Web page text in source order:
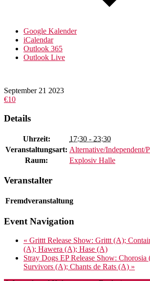
Google Kalender
iCalendar
Outlook 365
Outlook Live
September 21 2023
€10
Details
Uhrzeit:
17:30 - 23:30
Veranstaltungsart: Alternative/Independent/
Raum:
Explosiv Halle
Veranstalter
Fremdveranstaltung
Event Navigation
« Grittt Release Show: Grittt (A);
(A); Hawera (A); Hase (A)
Stray Dogs EP Release Show:
Survivors (A); Chants de Rats (A) »